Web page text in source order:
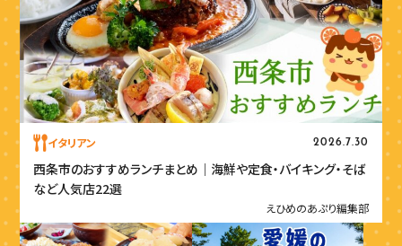
イタリアン 2026.7.30
西条市のおすすめランチまとめ｜海鮮や定食・バイキング・そば
など人気店22選
えひめのあぷり編集部